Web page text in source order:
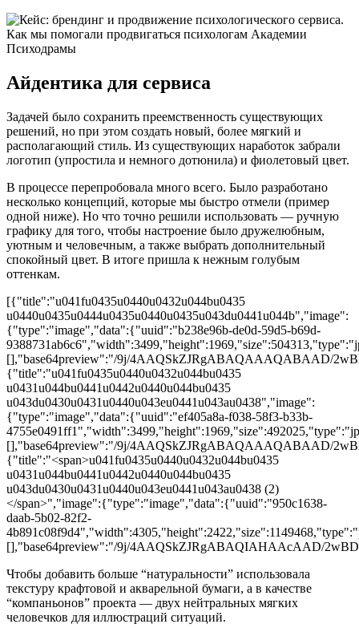
Айдентика для сервиса
Задачей было сохранить преемственность существующих
решений, но при этом создать новый, более мягкий и
располагающий стиль. Из существующих наработок забрали
логотип (упростила и немного дотюнила) и фиолетовый цвет.
В процессе перепробовала много всего. Было разработано
несколько концепций, которые мы быстро отмели (пример
одной ниже). Но что точно решили использовать — ручную
графику для того, чтобы настроение было дружелюбным,
уютным и человечным, а также выбрать дополнительный
спокойный цвет. В итоге пришла к нежным голубым
оттенкам.
[{"title":"u041fu0435u0440u0432u044bu0435
u0440u0435u0444u0435u0440u0435u043du0441u044b","image":
{"type":"image","data":{"uuid":"b238e96b-de0d-59d5-b69d-
[],"base64preview":"/9j/4AAQSkZJRgABAQAAAQABAAD/
{"title":"u041fu0435u0440u0432u044bu0435
u0431u044bu0441u0442u0440u044bu0435
u043du0430u0431u0440u043eu0441u043au0438","image":
{"type":"image","data":{"uuid":"ef405a8a-f038-58f3-b33b-
[],"base64preview":"/9j/4AAQSkZJRgABAQAAAQABAAD/
{"title":"<span>u041fu0435u0440u0432u044bu0435
u0431u044bu0441u0442u0440u044bu0435
u043du0430u0431u0440u043eu0441u043au0438 (2)
</span>","image":{"type":"image","data":{"uuid":"950c1638-
daab-5b02-82f2-
[],"base64preview":"/9j/4AAQSkZJRgABAQIAHAAcAAD/
Чтобы добавить больше “натуральности” использовала
текстуру крафтовой и акварельной бумаги, а в качестве
“компаньонов” проекта — двух нейтральных мягких
человечков для иллюстраций ситуаций.